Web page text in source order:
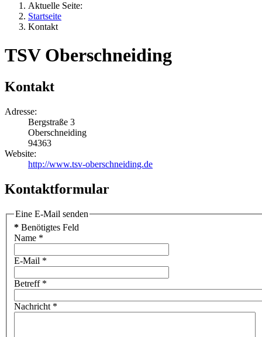
Aktuelle Seite:
Startseite
Kontakt
TSV Oberschneiding
Kontakt
Adresse:
Bergstraße 3
Oberschneiding
94363
Website:
http://www.tsv-oberschneiding.de
Kontaktformular
Eine E-Mail senden
* Benötigtes Feld
Name *
E-Mail *
Betreff*
Nachricht *